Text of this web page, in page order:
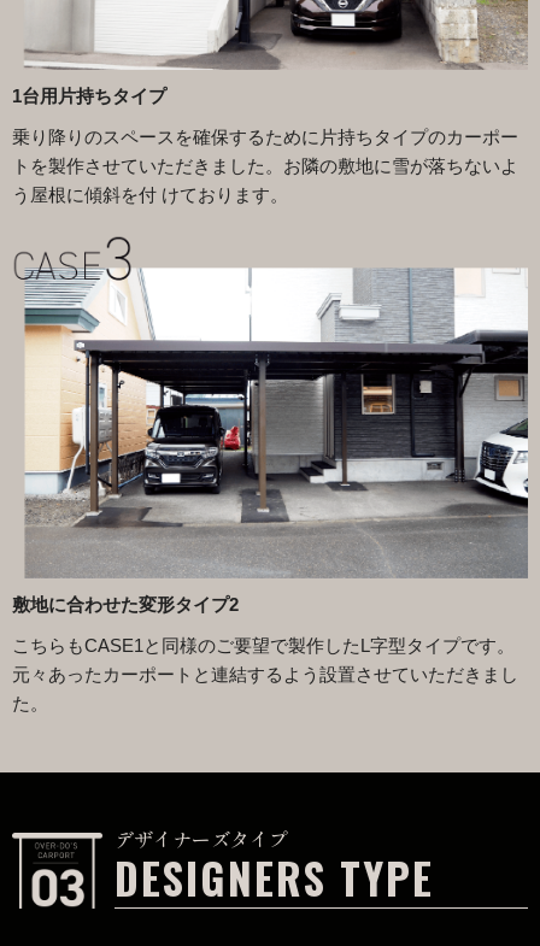
1台用片持ちタイプ
乗り降りのスペースを確保するために片持ちタイプのカーポー
トを製作させていただきました。お隣の敷地に雪が落ちないよ
う屋根に傾斜を付 けております。
敷地に合わせた変形タイプ2
こちらもCASE1と同様のご要望で製作したL字型タイプです。
元々あったカーポートと連結するよう設置させていただきまし
た。
デザイナーズタイプ
DESIGNERS TYPE